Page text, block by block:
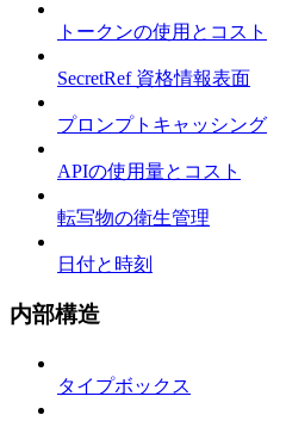
トークンの使用とコスト
SecretRef 資格情報表面
プロンプトキャッシング
APIの使用量とコスト
転写物の衛生管理
日付と時刻
内部構造
タイプボックス